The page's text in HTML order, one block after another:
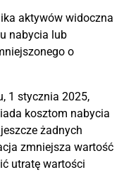
aktywów widoczna
nabycia lub
o
1 stycznia 2025,
kosztom nabycia
żadnych
zmniejsza wartość
utratę wartości